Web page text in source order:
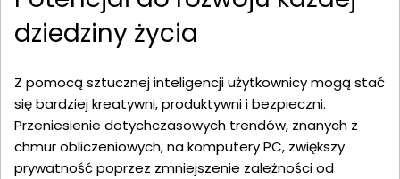
dziedziny życia
Z pomocą sztucznej inteligencji użytkownicy mogą stać
się bardziej kreatywni, produktywni i bezpieczni.
Przeniesienie dotychczasowych trendów, znanych z
chmur obliczeniowych, na komputery PC, zwiększy
prywatność poprzez zmniejszenie zależności od